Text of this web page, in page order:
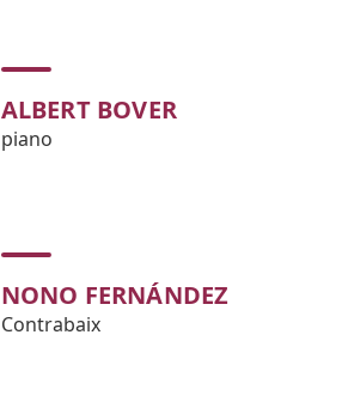
ALBERT BOVER
piano
NONO FERNÁNDEZ
Contrabaix